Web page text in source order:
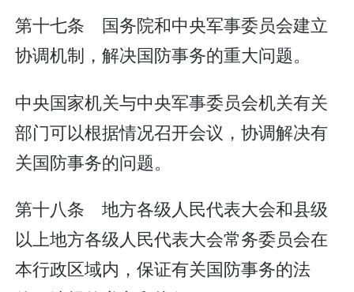
第十七条 国务院和中央军事委员会建立
协调机制，解决国防事务的重大问题。
中央国家机关与中央军事委员会机关有关
部门可以根据情况召开会议，协调解决有
关国防事务的问题。
第十八条 地方各级人民代表大会和县级
以上地方各级人民代表大会常务委员会在
本行政区域内，保证有关国防事务的法